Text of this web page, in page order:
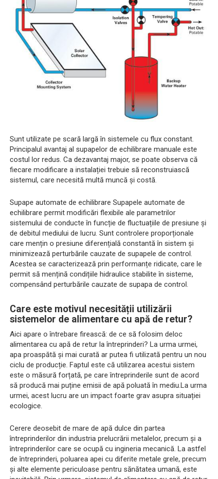
Sunt utilizate pe scară largă în sistemele cu flux constant.
Principalul avantaj al supapelor de echilibrare manuale este
costul lor redus. Ca dezavantaj major, se poate observa că
fiecare modificare a instalației trebuie să reconstruiască
sistemul, care necesită multă muncă și costă.
Supape automate de echilibrare Supapele automate de
echilibrare permit modificări flexibile ale parametrilor
sistemului de conducte în funcție de fluctuațiile de presiune și
de debitul mediului de lucru. Sunt controlere proporționale
care mențin o presiune diferențială constantă în sistem și
minimizează perturbările cauzate de supapele de control.
Acestea se caracterizează prin performanțe ridicate, care le
permit să mențină condițiile hidraulice stabilite în sisteme,
compensând perturbările cauzate de supapa de control.
Care este motivul necesității utilizării
sistemelor de alimentare cu apă de retur?
Aici apare o întrebare firească: de ce să folosim deloc
alimentarea cu apă de retur la întreprinderi? La urma urmei,
apa proaspătă și mai curată ar putea fi utilizată pentru un nou
ciclu de producție. Faptul este că utilizarea acestui sistem
este o măsură forțată, pe care întreprinderile sunt de acord
să producă mai puține emisii de apă poluată în mediu.La urma
urmei, acest lucru are un impact foarte grav asupra situației
ecologice.
Cerere deosebit de mare de apă dulce din partea
întreprinderilor din industria prelucrării metalelor, precum și a
întreprinderilor care se ocupă cu ingineria mecanică. La astfel
de întreprinderi, poluarea apei cu diferite metale grele, precum
și alte elemente periculoase pentru sănătatea umană, este